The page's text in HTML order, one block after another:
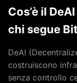
Cos’è il
chi segue
DeAI
costruiscono
senza controllo